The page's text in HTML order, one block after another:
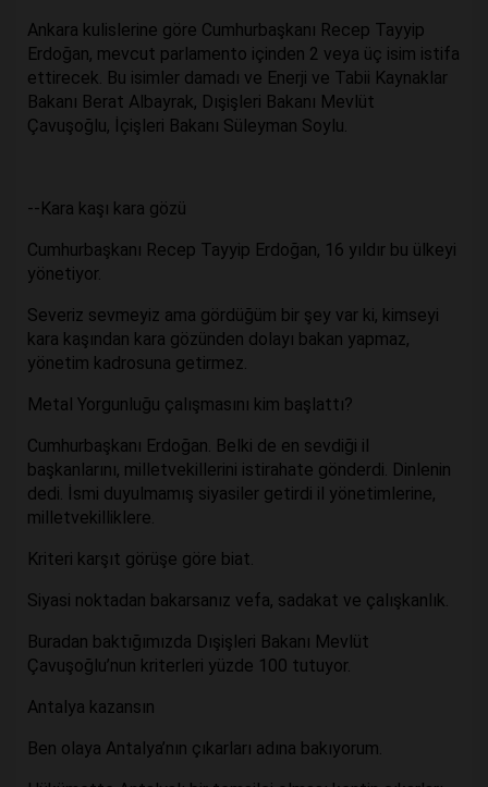
Ankara kulislerine göre Cumhurbaşkanı Recep Tayyip
Erdoğan, mevcut parlamento içinden 2 veya üç isim istifa
ettirecek. Bu isimler damadı ve Enerji ve Tabii Kaynaklar
Bakanı Berat Albayrak, Dışişleri Bakanı Mevlüt
Çavuşoğlu, İçişleri Bakanı Süleyman Soylu.
--Kara kaşı kara gözü
Cumhurbaşkanı Recep Tayyip Erdoğan, 16 yıldır bu ülkeyi
yönetiyor.
Severiz sevmeyiz ama gördüğüm bir şey var ki, kimseyi
kara kaşından kara gözünden dolayı bakan yapmaz,
yönetim kadrosuna getirmez.
Metal Yorgunluğu çalışmasını kim başlattı?
Cumhurbaşkanı Erdoğan. Belki de en sevdiği il
başkanlarını, milletvekillerini istirahate gönderdi. Dinlenin
dedi. İsmi duyulmamış siyasiler getirdi il yönetimlerine,
milletvekilliklere.
Kriteri karşıt görüşe göre biat.
Siyasi noktadan bakarsanız vefa, sadakat ve çalışkanlık.
Buradan baktığımızda Dışişleri Bakanı Mevlüt
Çavuşoğlu’nun kriterleri yüzde 100 tutuyor.
Antalya kazansın
Ben olaya Antalya’nın çıkarları adına bakıyorum.